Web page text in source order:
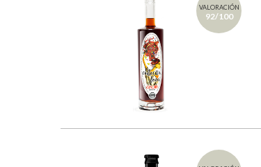
VALORACIÓN
92/100